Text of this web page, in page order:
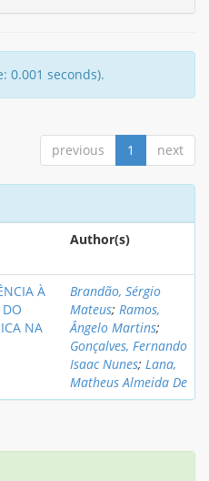
0.001 seconds).
previous 1 next
Author(s)
À
NA
Brandão, Sérgio
Mateus; Ramos,
Ângelo Martins;
Gonçalves, Fernando
Isaac Nunes; Lana,
Matheus Almeida De